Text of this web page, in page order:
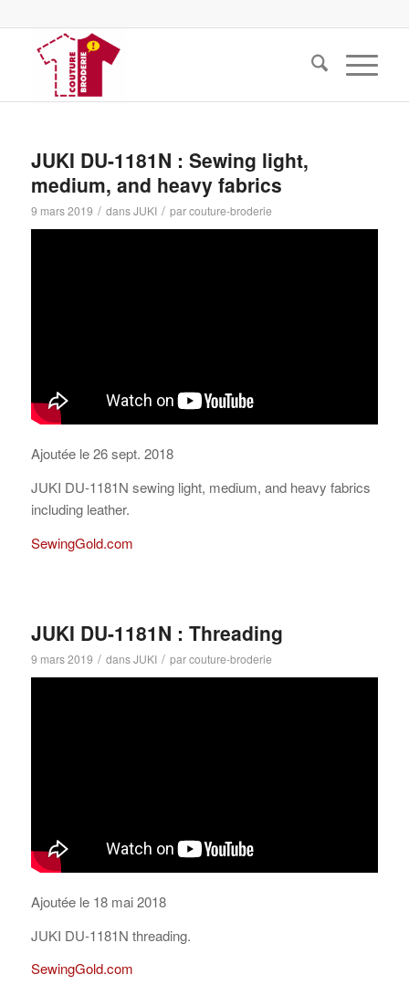
JUKI DU-1181N : Sewing light,
medium, and heavy fabrics
9 mars 2019 / dansJUKI / parcouture-broderie
Ajoutée le 26 sept. 2018
JUKI DU-1181N sewing light, medium, and heavy fabrics
including leather.
SewingGold.com
JUKI DU-1181N : Threading
9 mars 2019 / dansJUKI / parcouture-broderie
Ajoutée le 18 mai 2018
JUKI DU-1181N threading.
SewingGold.com